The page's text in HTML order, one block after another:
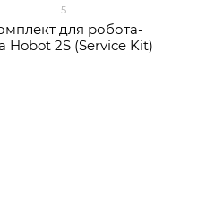
5
для робота-
2S (Service Kit)